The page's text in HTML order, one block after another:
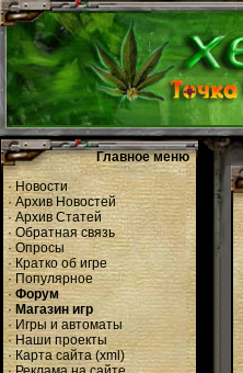
Главное меню
·Новости
·Архив Новостей
·Архив Статей
·Обратная связь
·Опросы
·Кратко об игре
· Популярное
· Форум
·Магазин игр
· Игры и автоматы
·Наши проекты
·Карта сайта(xml )